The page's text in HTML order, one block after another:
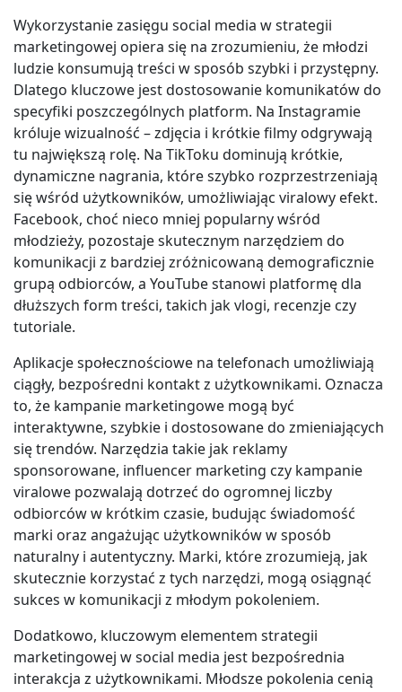
Wykorzystanie zasięgu social media w strategii
marketingowej opiera się na zrozumieniu, że młodzi
ludzie konsumują treści w sposób szybki i przystępny.
Dlatego kluczowe jest dostosowanie komunikatów do
specyfiki poszczególnych platform. Na Instagramie
króluje wizualność – zdjęcia i krótkie filmy odgrywają
tu największą rolę. Na TikToku dominują krótkie,
dynamiczne nagrania, które szybko rozprzestrzeniają
się wśród użytkowników, umożliwiając viralowy efekt.
Facebook, choć nieco mniej popularny wśród
młodzieży, pozostaje skutecznym narzędziem do
komunikacji z bardziej zróżnicowaną demograficznie
grupą odbiorców, a YouTube stanowi platformę dla
dłuższych form treści, takich jak vlogi, recenzje czy
tutoriale.
Aplikacje społecznościowe na telefonach umożliwiają
ciągły, bezpośredni kontakt z użytkownikami. Oznacza
to, że kampanie marketingowe mogą być
interaktywne, szybkie i dostosowane do zmieniających
się trendów. Narzędzia takie jak reklamy
sponsorowane, influencer marketing czy kampanie
viralowe pozwalają dotrzeć do ogromnej liczby
odbiorców w krótkim czasie, budując świadomość
marki oraz angażując użytkowników w sposób
naturalny i autentyczny. Marki, które zrozumieją, jak
skutecznie korzystać z tych narzędzi, mogą osiągnąć
sukces w komunikacji z młodym pokoleniem.
Dodatkowo, kluczowym elementem strategii
marketingowej w social media jest bezpośrednia
interakcja z użytkownikami. Młodsze pokolenia cenią